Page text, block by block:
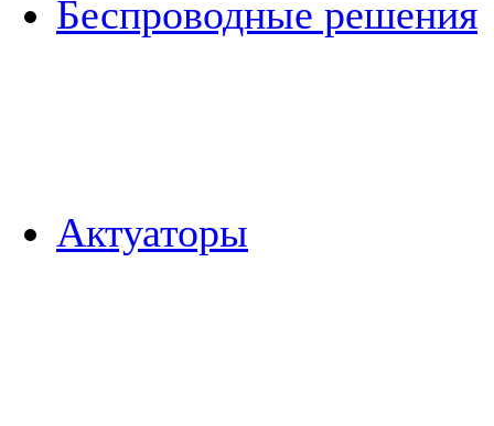
Беспроводные решения
Актуаторы